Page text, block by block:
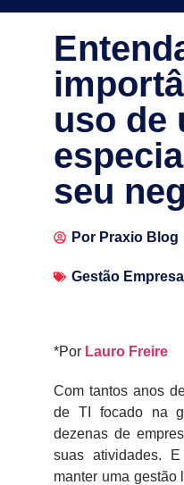
uso de
seu
Por Praxio Blog
Gestão
*Por Lauro Freire
Com tantos anos
de TI focado na
dezenas de
suas atividades.
manter uma gestão